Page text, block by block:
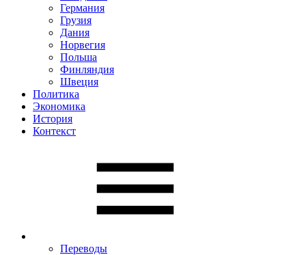
Германия
Грузия
Дания
Норвегия
Польша
Финляндия
Швеция
Политика
Экономика
История
Контекст
Переводы